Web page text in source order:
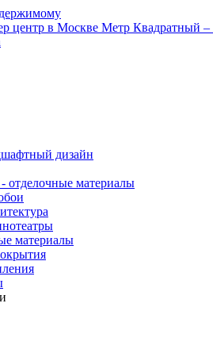
дизайн
отделочные материалы
материалы